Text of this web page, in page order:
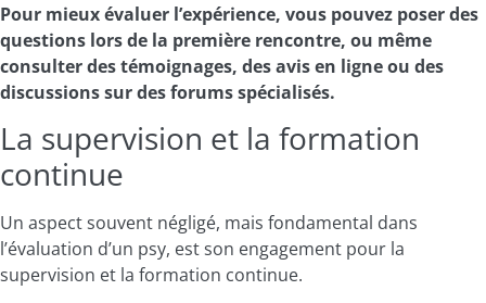
Pour mieux évaluer l’expérience, vous pouvez poser des
questions lors de la première rencontre, ou même
consulter des témoignages, des avis en ligne ou des
discussions sur des forums spécialisés.
La supervision et la formation
continue
Un aspect souvent négligé, mais fondamental dans
l’évaluation d’un psy, est son engagement pour la
supervision et la formation continue.